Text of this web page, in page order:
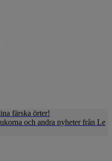
färska örter!
och andra nyheter från Le